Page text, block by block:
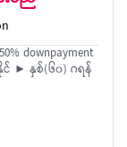
downpayment
င် ► နှစ်(၆၀) ဂရန်